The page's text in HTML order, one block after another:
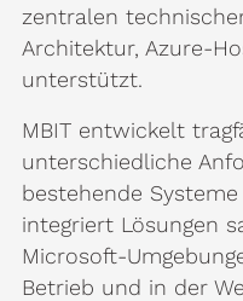
zentralen
Architektur, Azure-
unterstützt.
MBIT entwickelt
unterschiedliche
bestehende
integriert Lösungen
Microsoft-
Betrieb und in der